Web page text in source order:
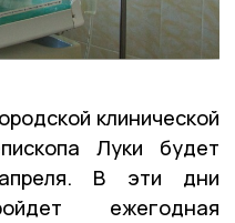
клинической
Луки будет
В эти дни
ежегодная